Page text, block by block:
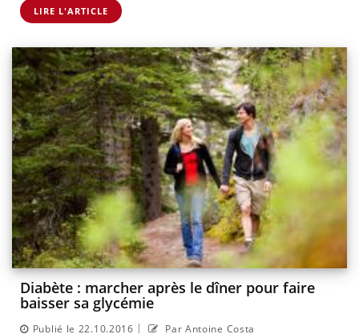
LIRE L'ARTICLE
Diabète : marcher après le dîner pour faire
baisser sa glycémie
Publié le 22.10.2016 | Par Antoine Costa